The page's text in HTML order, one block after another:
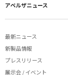
アペルザニュース
最新ニュース
新製品情報
プレスリリース
展示会 / イベント